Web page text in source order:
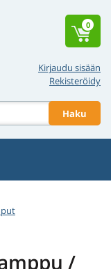
Kirjaudu sisään
Rekisteröidy
Haku
0
/